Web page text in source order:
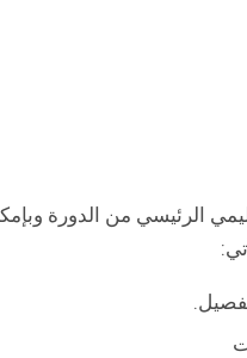
الرئيسي من الدورة